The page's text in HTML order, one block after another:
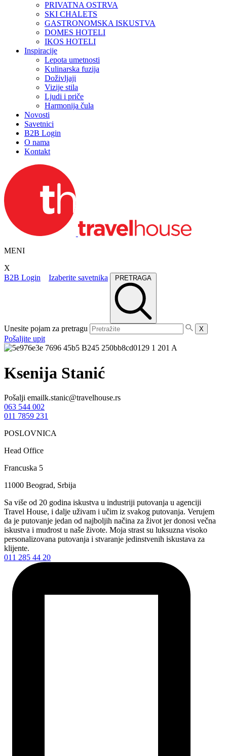
PRIVATNA OSTRVA
SKI CHALETS
GASTRONOMSKA ISKUSTVA
DOMES HOTELI
IKOS HOTELI
Inspiracije
Lepota umetnosti
Kulinarska fuzija
Doživljaji
Vizije stila
Ljudi i priče
Harmonija čula
Novosti
Savetnici
B2B Login
O nama
Kontakt
MENI
X
B2B Login
Izaberite savetnika PRETRAGA
Unesite pojam za pretragu X
Pošaljite upit
Ksenija Stanić
Pošalji emailk.stanic@travelhouse.rs
063 544 002
011 7859 231
POSLOVNICA
Head Office
Francuska 5
11000 Beograd, Srbija
Sa više od 20 godina iskustva u industriji putovanja u agenciji
Travel House, i dalje uživam i učim iz svakog putovanja. Verujem
da je putovanje jedan od najboljih načina za život jer donosi večna
iskustva i mudrost u naše živote. Moja strast su luksuzna visoko
personalizovana putovanja i stvaranje jedinstvenih iskustava za
klijente.
011 285 44 20